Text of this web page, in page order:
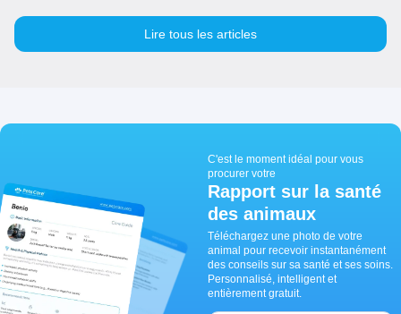
Lire tous les articles
C'est le moment idéal pour vous
procurer votre
Rapport sur la santé
des animaux
Téléchargez une photo de votre
animal pour recevoir instantanément
des conseils sur sa santé et ses soins.
Personnalisé, intelligent et
entièrement gratuit.